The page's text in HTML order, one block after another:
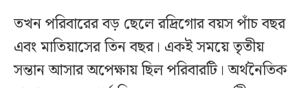
তখন পরিবারের বড় ছেলে রদ্রিগোর বয়স পাঁচ বছর
এবং মাতিয়াসের তিন বছর। একই সময়ে তৃতীয়
সন্তান আসার অপেক্ষায় ছিল পরিবারটি। অর্থনৈতিক